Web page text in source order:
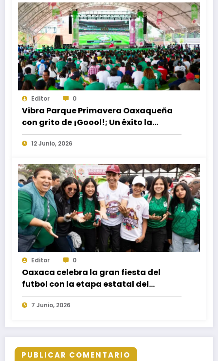
Editor 0
Vibra Parque Primavera Oaxaqueña
con grito de ¡Goool!; Un éxito la
transmisión de partido inaugural del
Mundial 2026
12 Junio, 2026
Editor 0
Oaxaca celebra la gran fiesta del
futbol con la etapa estatal del
Mundialito Primavera Oaxaqueña
20267 Junio, 2026
PUBLICAR COMENTARIO